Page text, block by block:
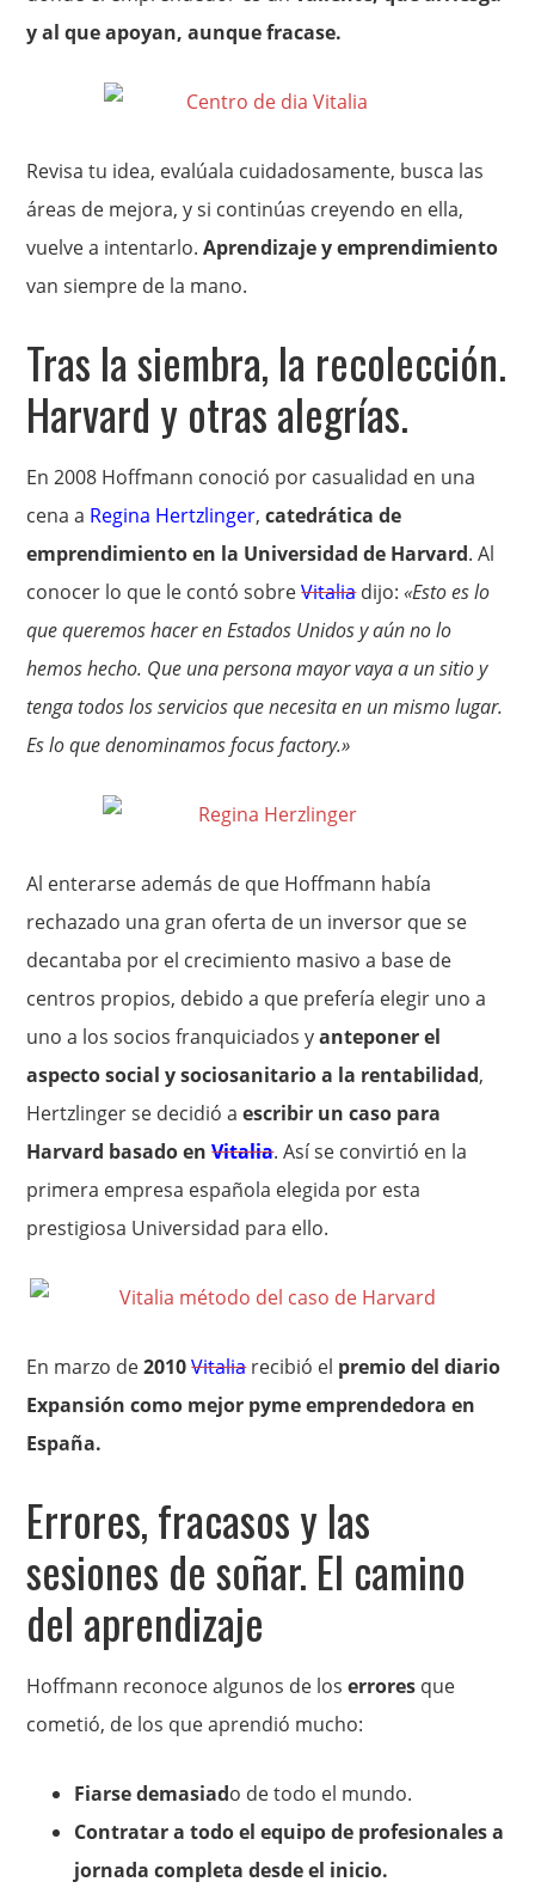
y al que apoyan, aunque fracase.
Revisa tu idea, evalúala cuidadosamente, busca las
áreas de mejora, y si continúas creyendo en ella,
vuelve a intentarlo.Aprendizaje y emprendimiento
van siempre de la mano.
Tras la siembra, la recolección.
Harvard y otras alegrías.
En 2008 Hoffmann conoció por casualidad en una
cena a Regina Hertzlinger,catedrática de
emprendimiento en la Universidad de Harvard. Al
conocer lo que le contó sobreVitaliadijo:«Esto es lo
que queremos hacer en Estados Unidos y aún no lo
hemos hecho. Que una persona mayor vaya a un sitio y
tenga todos los servicios que necesita en un mismo lugar.
Es lo que denominamos focus factory.»
Al enterarse además de que Hoffmann había
rechazado una gran oferta de un inversor que se
decantaba por el crecimiento masivo a base de
centros propios, debido a que prefería elegir uno a
uno a los socios franquiciados yanteponer el
aspecto social y sociosanitario a la rentabilidad,
Hertzlinger se decidió aescribir un caso para
Harvard basado enVitalia. Así se convirtió en la
primera empresa española elegida por esta
prestigiosa Universidad para ello.
En marzo de2010Vitaliarecibió el premio del diario
Expansión como mejor pyme emprendedora en
España.
Errores, fracasos y las
sesiones de soñar. El camino
del aprendizaje
Hoffmann reconoce algunos de loserrores que
cometió, de los que aprendió mucho:
Fiarse demasiado de todo el mundo.
Contratar a todo el equipo de profesionales a
jornada completa desde el inicio.